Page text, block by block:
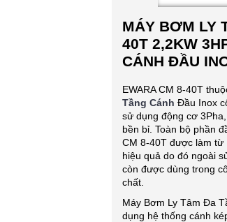
MÁY BƠM LY
40T 2,2KW
CÁNH ĐẦU
EWARA CM 8-40T
Tầng Cánh Đầu Inox
sử dụng động cơ
bền bỉ. Toàn bộ phần
CM 8-40T được làm từ
hiệu quả do đó ngoài
còn được dùng trong
chất.
Máy Bơm Ly Tâm Đa
dụng hệ thống cánh